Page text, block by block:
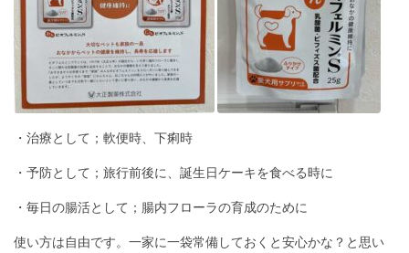
・治療として；軟便時、下痢時
・予防として；旅行前後に、誕生日ケーキを食べる時に
・毎日の腸活として；腸内フローラの育成のために
使い方は自由です。一家に一袋常備しておくと安心かな？と思い